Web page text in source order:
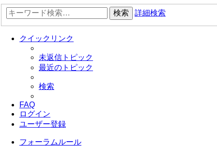
検索 詳細検索
クイックリンク
未返信トピック
最近のトピック
検索
FAQ
ログイン
ユーザー登録
フォーラムルール